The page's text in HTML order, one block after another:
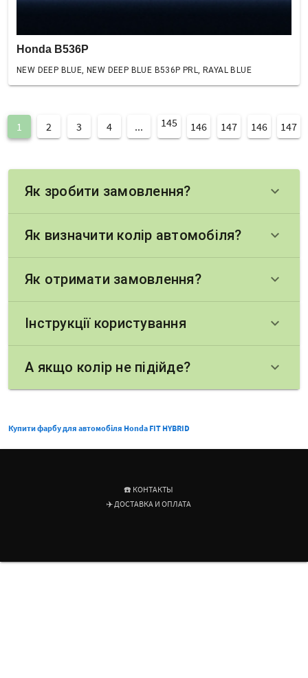
Honda B536P
NEW DEEP BLUE, NEW DEEP BLUE B536P PRL, RAYAL BLUE
1 2 3 4 ... 145 146 147 146 147
Як зробити замовлення? keyboard_arrow_down
Як визначити колір автомобіля? keyboard_arrow_down
Як отримати замовлення? keyboard_arrow_down
Інструкції користування keyboard_arrow_down
А якщо колір не підійде? keyboard_arrow_down
Купити фарбу для автомобіля Honda FIT HYBRID
☎️ КОНТАКТЫ
✈️ ДОСТАВКА И ОПЛАТА